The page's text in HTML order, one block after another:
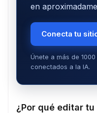
en
Conecta tu
Únete a más de
conectados a la IA.
¿Por qué editar